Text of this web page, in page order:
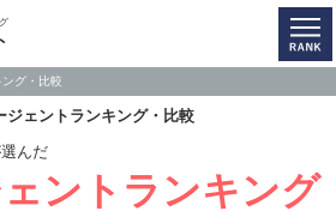
グ・比較
ジェントランキング・比較
んだ
ントランキング